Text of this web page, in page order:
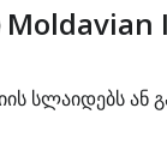
სლაიდებს ან